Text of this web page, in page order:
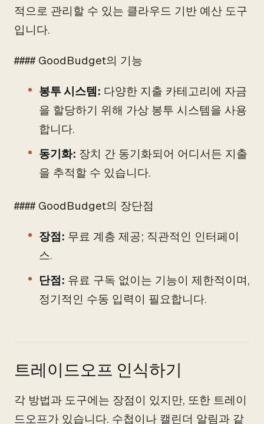
적으로 관리할 수 있는 클라우드 기반 예산 도구
입니다.
#### GoodBudget의 기능
봉투 시스템: 다양한 지출 카테고리에 자금
을 할당하기 위해 가상 봉투 시스템을 사용
합니다.
동기화: 장치 간 동기화되어 어디서든 지출
을 추적할 수 있습니다.
#### GoodBudget의 장단점
장점: 무료 계층 제공; 직관적인 인터페이
스.
단점: 유료 구독 없이는 기능이 제한적이며,
정기적인 수동 입력이 필요합니다.
트레이드오프 인식하기
각 방법과 도구에는 장점이 있지만, 또한 트레이
드오프가 있습니다. 수첩이나 캘린더 알림과 같